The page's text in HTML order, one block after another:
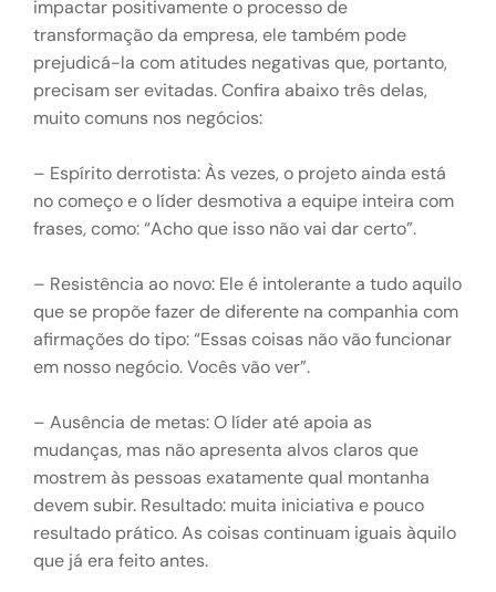
impactar positivamente o processo de
transformação da empresa, ele também pode
prejudicá-la com atitudes negativas que, portanto,
precisam ser evitadas. Confira abaixo três delas,
muito comuns nos negócios:
– Espírito derrotista: Às vezes, o projeto ainda está
no começo e o líder desmotiva a equipe inteira com
frases, como: “Acho que isso não vai dar certo”.
– Resistência ao novo: Ele é intolerante a tudo aquilo
que se propõe fazer de diferente na companhia com
afirmações do tipo: “Essas coisas não vão funcionar
em nosso negócio. Vocês vão ver”.
– Ausência de metas: O líder até apoia as
mudanças, mas não apresenta alvos claros que
mostrem às pessoas exatamente qual montanha
devem subir. Resultado: muita iniciativa e pouco
resultado prático. As coisas continuam iguais àquilo
que já era feito antes.